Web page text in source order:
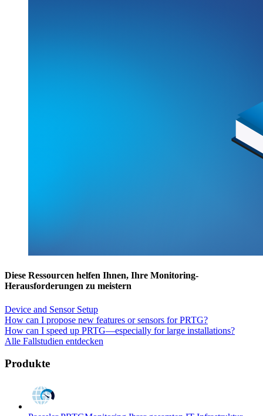
Diese Ressourcen helfen Ihnen, Ihre Monitoring-
Herausforderungen zu meistern
Device and Sensor Setup
How can I propose new features or sensors for PRTG?
How can I speed up PRTG—especially for large installations?
Alle Fallstudien entdecken
Produkte